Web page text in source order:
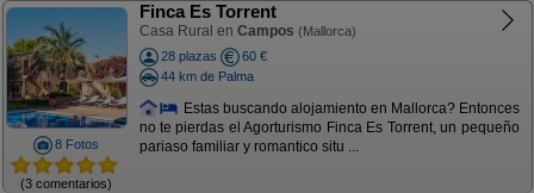
8 Fotos
(3 comentarios)
Finca Es Torrent
Casa Rural en Campos (Mallorca)
28 plazas
60 €
44 km de Palma
Estas buscando alojamiento en Mallorca? Entonces
no te pierdas el Agorturismo Finca Es Torrent, un pequeño
pariaso familiar y romantico situ ...